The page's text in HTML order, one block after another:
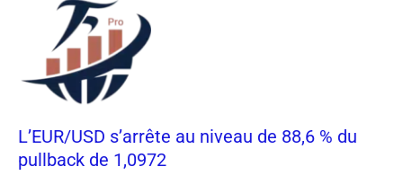
L’EUR/USD s’arrête au niveau de 88,6 % du
pullback de 1,0972